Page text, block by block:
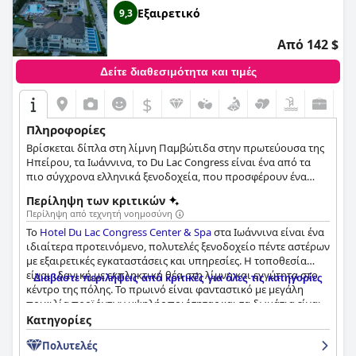
9,3 Εξαιρετικό
Από 142 $
Δείτε διαθεσιμότητα και τιμές
$
Πληροφορίες
Βρίσκεται δίπλα στη λίμνη Παμβώτιδα στην πρωτεύουσα της
Ηπείρου, τα Ιωάννινα, το Du Lac Congress είναι ένα από τα
πιο σύγχρονα ελληνικά ξενοδοχεία, που προσφέρουν ένα
Περίληψη των κριτικών
Περίληψη από τεχνητή νοημοσύνη
Το Hotel Du Lac Congress Center & Spaστα Ιωάννινα είναι ένα
ιδιαίτερα προτεινόμενο, πολυτελές ξενοδοχείο πέντε αστέρων
με εξαιρετικές εγκαταστάσεις και υπηρεσίες. Η τοποθεσία
είναι ιδανική με εκπληκτική θέα στη λίμνη και εγγύτητα στο
κέντρο της πόλης. Το πρωινό είναι φανταστικό με μεγάλη
ποικιλία προϊόντων υψηλής ποιότητας και τα δωμάτια είναι
ευρύχωρα, καθαρά και άνετα με καταπληκτική θέα στη λίμνη
(αν και ορισμένα δωμάτια μπορεί να χρειάζονται
αναδιαμόρφωση και ενημέρωση). Η καθαριότητα του
Διαβάστε περιλήψεις από κριτικές για όλες τις κατηγορίες
Κατηγορίες
Πολυτελές